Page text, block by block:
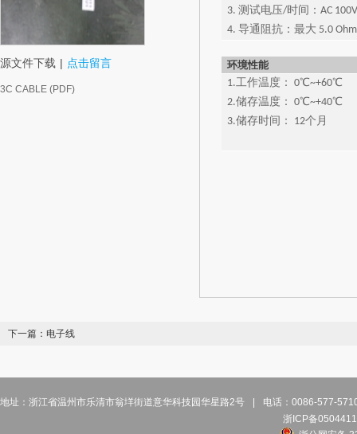
源文件下载 | 点击留言
3C CABLE (PDF)
3. 测试电压/时间：AC 100V
4. 导通阻抗：最大 5.0
环境性能
1.工作温度： 0℃~+60℃
2.储存温度： 0℃~+40℃
3.储存时间： 12个月
下一篇： 电子线
地址：浙江省温州市乐清市翁垟街道意华科技园华星路2号
电话：0086-577-
浙ICP备